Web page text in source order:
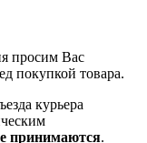
просим Вас
покупкой товара.
курьера
принимаются.